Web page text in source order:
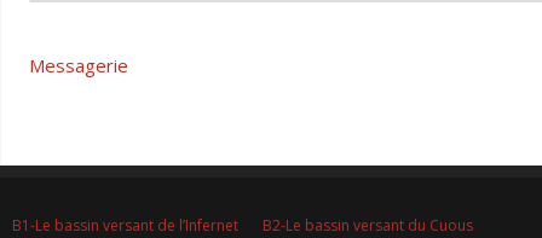
Messagerie
B1-Le bassin versant de l’Infernet
B2-Le bassin versant du Cuous